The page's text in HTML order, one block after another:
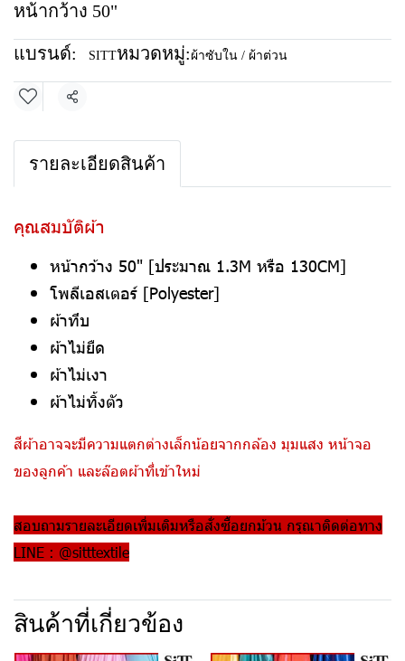
หน้ากว้าง 50"
แบรนด์: SITTหมวดหมู่: ผ้าซับใน / ผ้าต่วน
แชร์
รายละเอียดสินค้า
คุณสมบัติผ้า
หน้ากว้าง 50" [ประมาณ 1.3M หรือ 130CM]
โพลีเอสเตอร์ [Polyester]
ผ้าทึบ
ผ้าไม่ยืด
ผ้าไม่เงา
ผ้าไม่ทิ้งตัว
สีผ้าอาจจะมีความแตกต่างเล็กน้อยจากกล้อง มุมแสง หน้าจอ
ของลูกค้า และล๊อตผ้าที่เข้าใหม่
สอบถามรายละเอียดเพิ่มเติมหรือสั่งซื้อยกม้วน กรุณาติดต่อทาง
LINE : @sitttextile
สินค้าที่เกี่ยวข้อง